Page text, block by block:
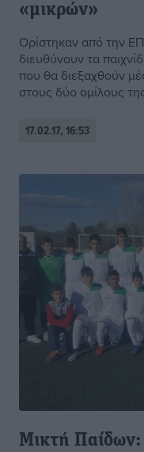
«μικρών»
Ορίστηκαν από την
διευθύνουν τα
που θα διεξαχθούν
στους δύο ομίλους
17.02.17, 16:53
Μικτή